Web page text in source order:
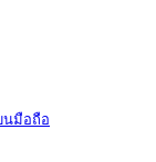
นมือถือ